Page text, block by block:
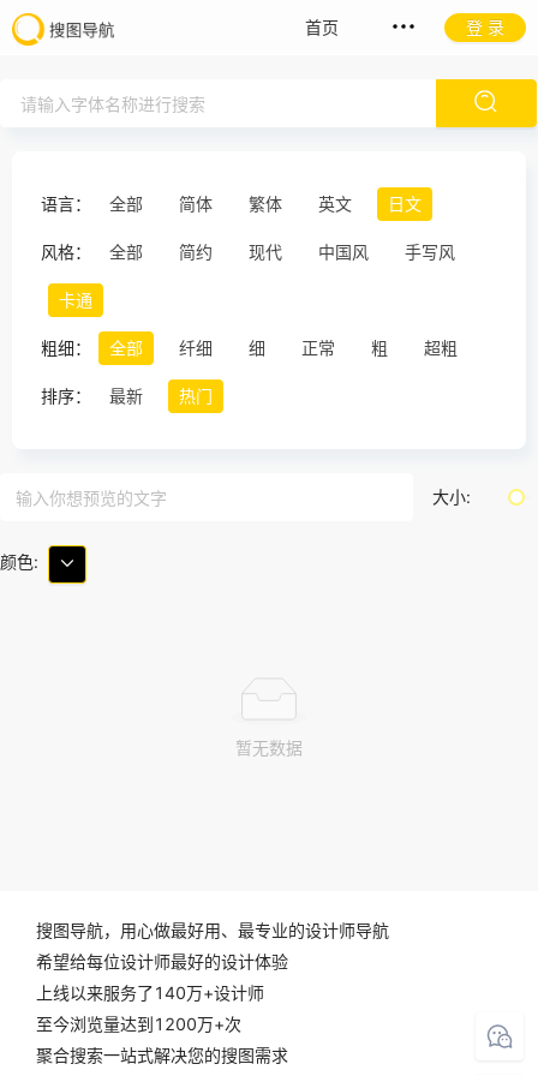
首页 登 录
语言： 全部 简体 繁体 英文 日文
风格： 全部 简约 现代 中国风 手写风
卡通
粗细： 全部 纤细 细 正常 粗 超粗
排序： 最新 热门
大小:
颜色:
暂无数据
搜图导航，用心做最好用、最专业的设计师导航
希望给每位设计师最好的设计体验
上线以来服务了140万+设计师
至今浏览量达到1200万+次
聚合搜索一站式解决您的搜图需求